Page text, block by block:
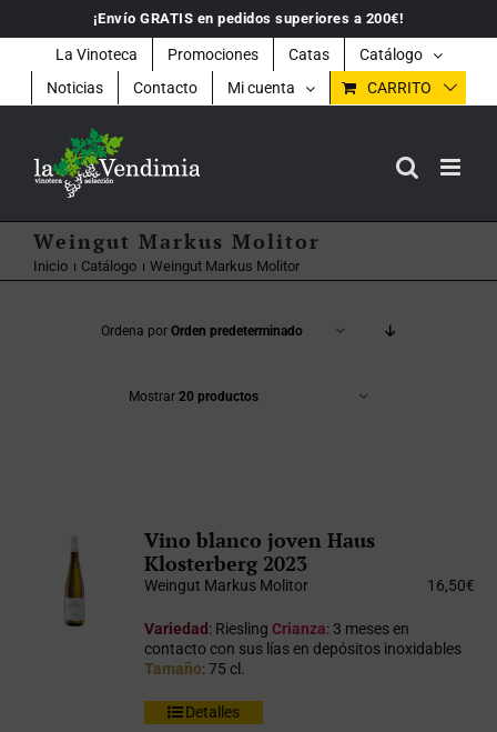
contenido
¡Envío GRATIS en pedidos superiores a 200€!
La Vinoteca Promociones Catas
Catálogo
Noticias
Contacto Mi cuenta CARRITO
Weingut Markus Molitor
Inicio Catálogo Weingut Markus Molitor
Ordena por Orden predeterminado
Mostrar 20 productos
Vino blanco joven Haus
Klosterberg 2023
Weingut Markus Molitor 16,50€
Variedad : RieslingCrianza: 3 meses en
contacto con sus lías en depósitos inoxidables
Tamaño: 75 cl.
Detalles